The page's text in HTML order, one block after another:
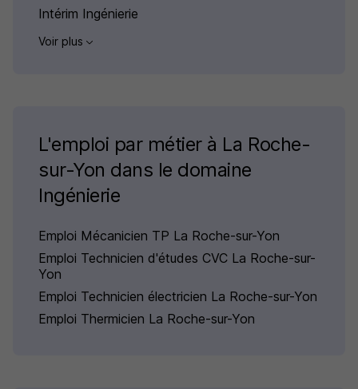
Intérim Ingénierie
Voir plus
L'emploi par métier à La Roche-
sur-Yon dans le domaine
Ingénierie
Emploi Mécanicien TP La Roche-sur-Yon
Emploi Technicien d'études CVC La Roche-sur-
Yon
Emploi Technicien électricien La Roche-sur-Yon
Emploi Thermicien La Roche-sur-Yon